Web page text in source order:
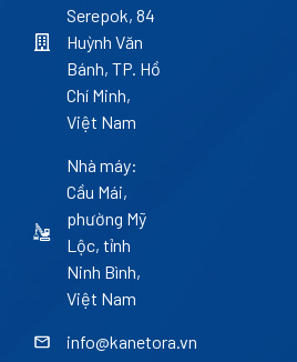
Serepok, 84
Huỳnh Văn
Bánh, TP. Hồ
Chí Minh,
Việt Nam
Nhà máy:
Cầu Mái,
phường Mỹ
Lộc, tỉnh
Ninh Bình,
Việt Nam
info@kanetora.vn